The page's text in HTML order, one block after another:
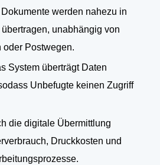
Dokumente werden nahezu in
unabhängig von
oder Postwegen.
System überträgt Daten
Unbefugte keinen Zugriff
die digitale Übermittlung
Druckkosten und